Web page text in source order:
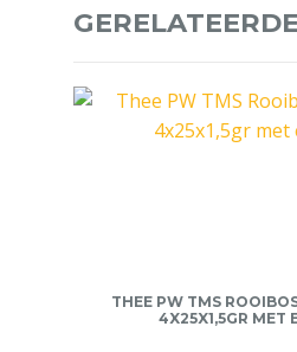
THEE PW TMS
4X25X1,5GR MET